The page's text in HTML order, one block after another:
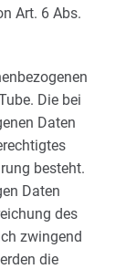
Art. 6 Abs.
Die bei
Daten
besteht.
Daten
des
zwingend
die